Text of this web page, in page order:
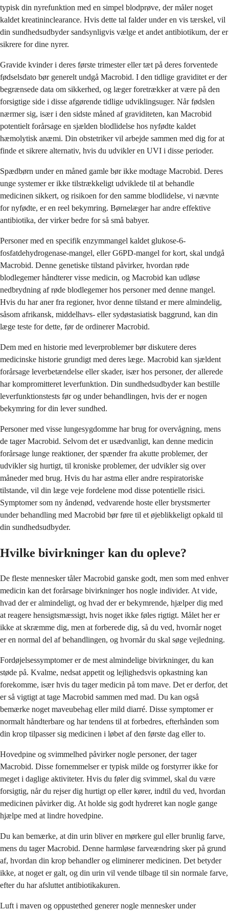
typisk din nyrefunktion med en simpel blodprøve, der måler noget
kaldet kreatininclearance. Hvis dette tal falder under en vis tærskel, vil
din sundhedsudbyder sandsynligvis vælge et andet antibiotikum, der er
sikrere for dine nyrer.
Gravide kvinder i deres første trimester eller tæt på deres forventede
fødselsdato bør generelt undgå Macrobid. I den tidlige graviditet er der
begrænsede data om sikkerhed, og læger foretrækker at være på den
forsigtige side i disse afgørende tidlige udviklingsuger. Når fødslen
nærmer sig, især i den sidste måned af graviditeten, kan Macrobid
potentielt forårsage en sjælden blodlidelse hos nyfødte kaldet
hæmolytisk anæmi. Din obstetriker vil arbejde sammen med dig for at
finde et sikrere alternativ, hvis du udvikler en UVI i disse perioder.
Spædbørn under en måned gamle bør ikke modtage Macrobid. Deres
unge systemer er ikke tilstrækkeligt udviklede til at behandle
medicinen sikkert, og risikoen for den samme blodlidelse, vi nævnte
for nyfødte, er en reel bekymring. Børnelæger har andre effektive
antibiotika, der virker bedre for så små babyer.
Personer med en specifik enzymmangel kaldet glukose-6-
fosfatdehydrogenase-mangel, eller G6PD-mangel for kort, skal undgå
Macrobid. Denne genetiske tilstand påvirker, hvordan røde
blodlegemer håndterer visse medicin, og Macrobid kan udløse
nedbrydning af røde blodlegemer hos personer med denne mangel.
Hvis du har aner fra regioner, hvor denne tilstand er mere almindelig,
såsom afrikansk, middelhavs- eller sydøstasiatisk baggrund, kan din
læge teste for dette, før de ordinerer Macrobid.
Dem med en historie med leverproblemer bør diskutere deres
medicinske historie grundigt med deres læge. Macrobid kan sjældent
forårsage leverbetændelse eller skader, især hos personer, der allerede
har kompromitteret leverfunktion. Din sundhedsudbyder kan bestille
leverfunktionstests før og under behandlingen, hvis der er nogen
bekymring for din lever sundhed.
Personer med visse lungesygdomme har brug for overvågning, mens
de tager Macrobid. Selvom det er usædvanligt, kan denne medicin
forårsage lunge reaktioner, der spænder fra akutte problemer, der
udvikler sig hurtigt, til kroniske problemer, der udvikler sig over
måneder med brug. Hvis du har astma eller andre respiratoriske
tilstande, vil din læge veje fordelene mod disse potentielle risici.
Symptomer som ny åndenød, vedvarende hoste eller brystsmerter
under behandling med Macrobid bør føre til et øjeblikkeligt opkald til
din sundhedsudbyder.
Hvilke bivirkninger kan du opleve?
De fleste mennesker tåler Macrobid ganske godt, men som med enhver
medicin kan det forårsage bivirkninger hos nogle individer. At vide,
hvad der er almindeligt, og hvad der er bekymrende, hjælper dig med
at reagere hensigtsmæssigt, hvis noget ikke føles rigtigt. Målet her er
ikke at skræmme dig, men at forberede dig, så du ved, hvornår noget
er en normal del af behandlingen, og hvornår du skal søge vejledning.
Fordøjelsessymptomer er de mest almindelige bivirkninger, du kan
støde på. Kvalme, nedsat appetit og lejlighedsvis opkastning kan
forekomme, især hvis du tager medicin på tom mave. Det er derfor, det
er så vigtigt at tage Macrobid sammen med mad. Du kan også
bemærke noget maveubehag eller mild diarré. Disse symptomer er
normalt håndterbare og har tendens til at forbedres, efterhånden som
din krop tilpasser sig medicinen i løbet af den første dag eller to.
Hovedpine og svimmelhed påvirker nogle personer, der tager
Macrobid. Disse fornemmelser er typisk milde og forstyrrer ikke for
meget i daglige aktiviteter. Hvis du føler dig svimmel, skal du være
forsigtig, når du rejser dig hurtigt op eller kører, indtil du ved, hvordan
medicinen påvirker dig. At holde sig godt hydreret kan nogle gange
hjælpe med at lindre hovedpine.
Du kan bemærke, at din urin bliver en mørkere gul eller brunlig farve,
mens du tager Macrobid. Denne harmløse farveændring sker på grund
af, hvordan din krop behandler og eliminerer medicinen. Det betyder
ikke, at noget er galt, og din urin vil vende tilbage til sin normale farve,
efter du har afsluttet antibiotikakuren.
Luft i maven og oppustethed generer nogle mennesker under